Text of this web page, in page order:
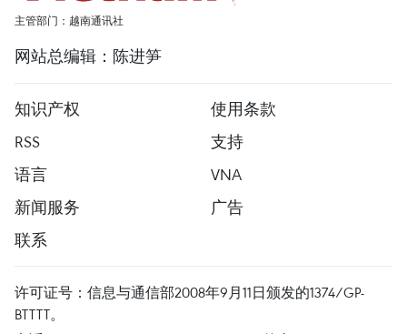
主管部门：越南通讯社
网站总编辑：陈进笋
知识产权
使用条款
RSS
支持
语言
VNA
新闻服务
广告
联系
许可证号：信息与通信部2008年9月11日颁发的1374/GP-
BTTTT。